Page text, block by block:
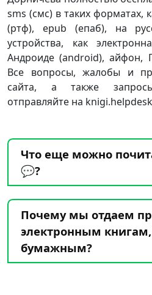
sms (смс) в таких форматах,
(ртф), epub (епаб), на
устройства, как
Андроиде (android), айфон,
Все вопросы, жалобы и
сайта, а также
отправляйте на
Что еще можно
💬?
Почему мы отдаем
электронным
бумажным?